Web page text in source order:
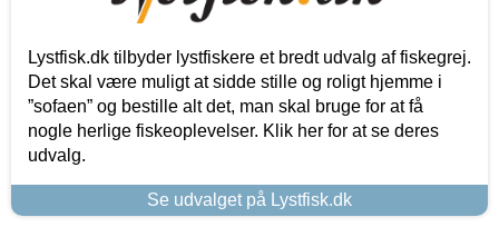
Lystfisk.dk tilbyder lystfiskere et bredt udvalg af fiskegrej.
Det skal være muligt at sidde stille og roligt hjemme i
”sofaen” og bestille alt det, man skal bruge for at få
nogle herlige fiskeoplevelser. Klik her for at se deres
udvalg.
Se udvalget på Lystfisk.dk